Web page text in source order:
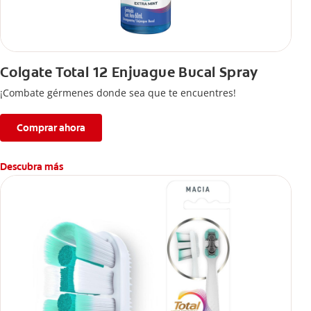
Colgate Total 12 Enjuague Bucal Spray
¡Combate gérmenes donde sea que te encuentres!
Comprar ahora
Descubra más